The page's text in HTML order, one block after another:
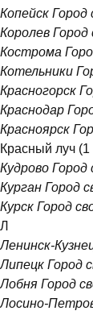
Копейск Город
Королев Город
Кострома
Котельники
Красногорск
Краснодар
Красноярск
Красный луч (1
Кудрово Город
Курган Город
Курск Город
Л
Ленинск-
Липецк Город
Лобня Город
Лосино-